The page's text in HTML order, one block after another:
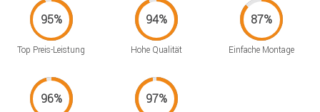
Top Preis-Leistung Hohe Qualität Einfache Montage